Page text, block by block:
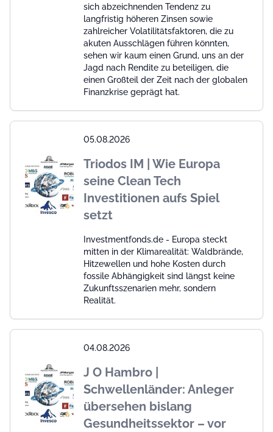
sich abzeichnenden Tendenz zu
langfristig höheren Zinsen sowie
zahlreicher Volatilitätsfaktoren, die zu
akuten Ausschlägen führen könnten,
sehen wir kaum einen Grund, uns an der
Jagd nach Rendite zu beteiligen, die
einen Großteil der Zeit nach der globalen
Finanzkrise geprägt hat.
05.08.2026
Triodos IM | Wie Europa
seine Clean Tech
Investitionen aufs Spiel
setzt
Investmentfonds.de - Europa steckt
mitten in der Klimarealität: Waldbrände,
Hitzewellen und hohe Kosten durch
fossile Abhängigkeit sind längst keine
Zukunftsszenarien mehr, sondern
Realität.
04.08.2026
J O Hambro |
Schwellenländer: Anleger
übersehen bislang
Gesundheitssektor – vor